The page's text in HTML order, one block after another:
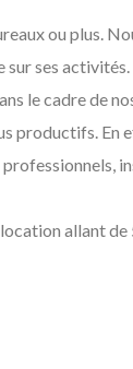
ou plus.
ses activités.
le cadre de
productifs. En
allant
Baby Items Buy/
$1.00